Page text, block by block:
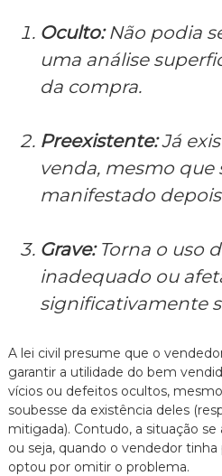
Oculto:Não podia
uma análise
da compra.
Preexistente:Já
venda, mesmo que
manifestado
Grave:Torna o uso
inadequado ou
significativamente
A lei civil presume que o
garantir a utilidade do bem
vícios ou defeitos ocultos,
soubesse da existência deles
mitigada). Contudo, a situação se
ou seja, quando o vendedor
optou por omitir o problema.